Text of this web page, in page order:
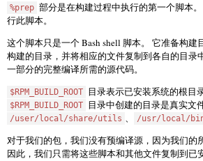
%prep 部分是在构建过程中执行的第一个脚本
行此脚本。
这个脚本只是一个 Bash shell 脚本。 它准备构
构建的目录，并将相应的文件复制到各自的目录
一部分的完整编译所需的源代码。
$RPM_BUILD_ROOT 目录表示已安装系统的根目
$RPM_BUILD_ROOT 目录中创建的目录是真实文
/user/local/share/utils 、 /usr/local/
对于我们的包，我们没有预编译源，因为我们的
因此，我们只需将这些脚本和其他文件复制到已